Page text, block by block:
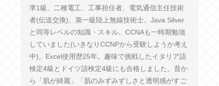
準1級、二種電工、工事担任者、電気通信主任技術
者(伝送交換)、第一級陸上無線技術士。Java Silver
と同等レベルの知識・スキル。CCNAも一時期勉強
していました(いきなりCCNPから受験しようか考え
中)。Excel使用歴25年。趣味で挑戦したイタリア語
検定4級とドイツ語検定4級にも合格しました。昔か
ら「肌が綺麗」「肌のみずみずしさと透明感がすご